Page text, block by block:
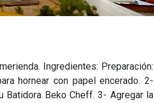
Ingredientes: Preparación:
hornear con papel encerado. 2-
Batidora Beko Cheff. 3- Agregar la